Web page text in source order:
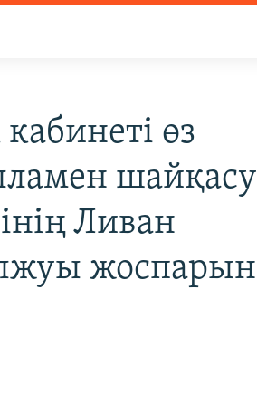
өз
шайқасу
Ливан
жоспарын